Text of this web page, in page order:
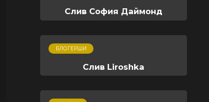
Слив София Даймонд
БЛОГЕРШИ
Слив Liroshka